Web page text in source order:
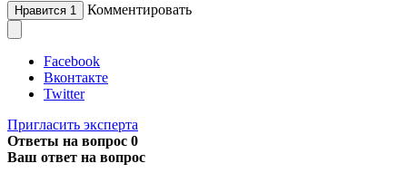
Нравится 1 Комментировать
Facebook
Вконтакте
Twitter
Пригласить эксперта
Ответы на вопрос 0
Ваш ответ на вопрос